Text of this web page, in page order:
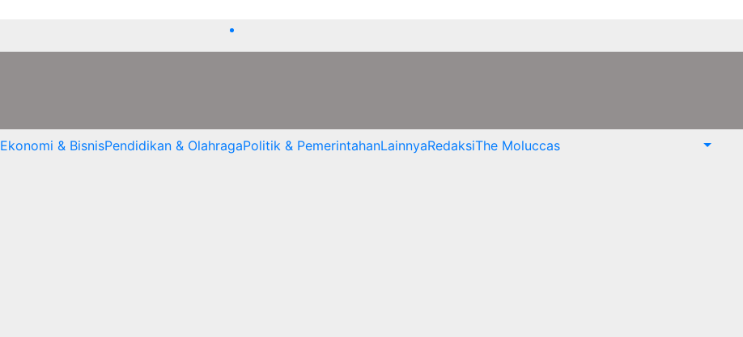
Ekonomi & BisnisPendidikan & OlahragaPolitik & PemerintahanLainnyaRedaksiThe Moluccas